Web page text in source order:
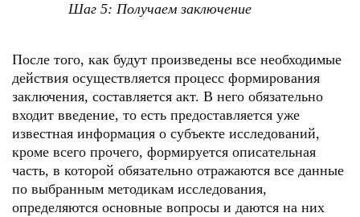
Шаг 5: Получаем заключение
После того, как будут произведены все необходимые
действия осуществляется процесс формирования
заключения, составляется акт. В него обязательно
входит введение, то есть предоставляется уже
известная информация о субъекте исследований,
кроме всего прочего, формируется описательная
часть, в которой обязательно отражаются все данные
по выбранным методикам исследования,
определяются основные вопросы и даются на них